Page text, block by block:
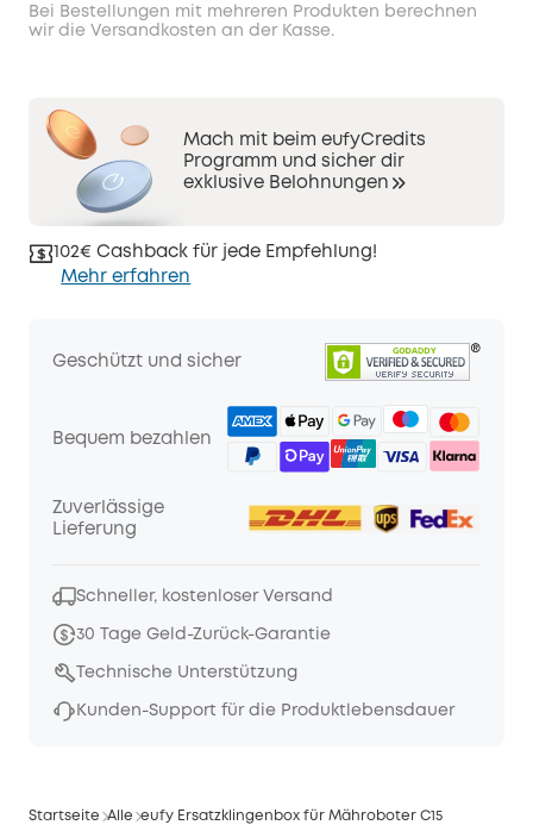
Bei Bestellungen mit mehreren Produkten berechnen
wir die Versandkosten an der Kasse.
Mach mit beim eufyCredits
Programm und sicher dir
exklusive Belohnungen
102€ Cashback für jede Empfehlung!
Mehr erfahren
Geschützt und sicher
Bequem bezahlen
Zuverlässige
Lieferung
Schneller, kostenloser Versand
30 Tage Geld-Zurück-Garantie
Technische Unterstützung
Kunden-Support für die Produktlebensdauer
Startseite Alle eufy Ersatzklingenbox für Mähroboter C15